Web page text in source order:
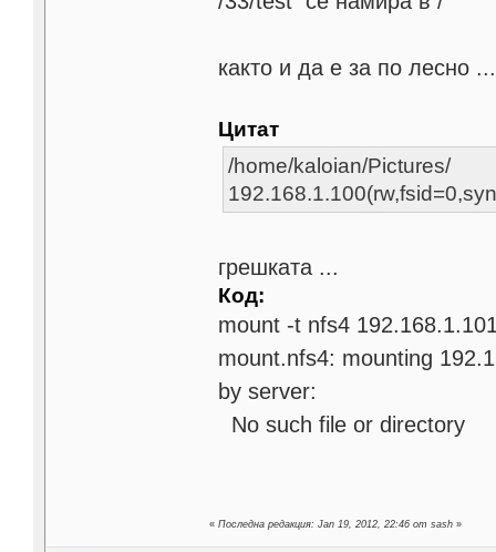
както и да е за по лесно
Цитат
/home/kaloian/Pictures/
грешката ...
Код:
mount -t nfs4
mount.nfs4: mounting
by server:
No such file or directory
«Последна редакция: Jan 19, 2012, 22:46 от sash »